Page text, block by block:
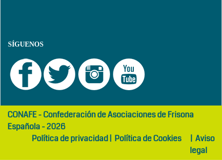
SÍGUENOS
girls
abaya
maltepe
otelCONAFE - Confederación de Asociaciones de Frisona
Española - 2026
Política de privacidad| Política de Cookies | Aviso
legal